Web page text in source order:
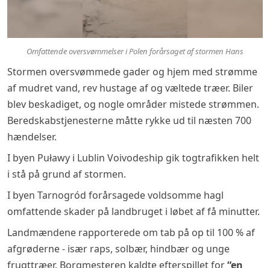
Omfattende oversvømmelser i Polen forårsaget af stormen Hans
Stormen oversvømmede gader og hjem med strømme
af mudret vand, rev hustage af og væltede træer. Biler
blev beskadiget, og nogle områder mistede strømmen.
Beredskabstjenesterne måtte rykke ud til næsten 700
hændelser.
I byen Puławy i Lublin Voivodeship gik togtrafikken helt
i stå på grund af stormen.
I byen Tarnogród forårsagede voldsomme hagl
omfattende skader på landbruget i løbet af få minutter.
Landmændene rapporterede om tab på op til 100 % af
afgrøderne - især raps, solbær, hindbær og unge
frugttræer. Borgmesteren kaldte efterspillet for“en